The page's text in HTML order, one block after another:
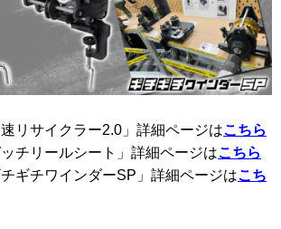
リサイクラー2.0」詳細ページはこちら
チリールシート」詳細ページはこちら
ギチワインダーSP」詳細ページはこち